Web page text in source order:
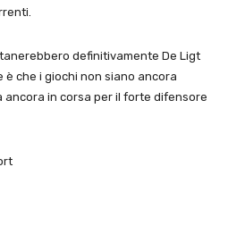
definitivamente De Ligt
è che i giochi non siano ancora
ancora in corsa per il forte difensore